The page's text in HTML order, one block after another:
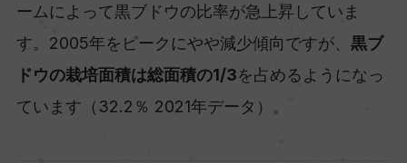
ームによって黒ブドウの比率が急上昇していま
す。2005年をピークにやや減少傾向ですが、 黒ブ
ドウの栽培面積は総面積の1/3を占めるようになっ
ています（32.2％ 2021年データ）。